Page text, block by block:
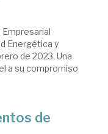
Energética y
de 2023. Una
a su compromiso
de